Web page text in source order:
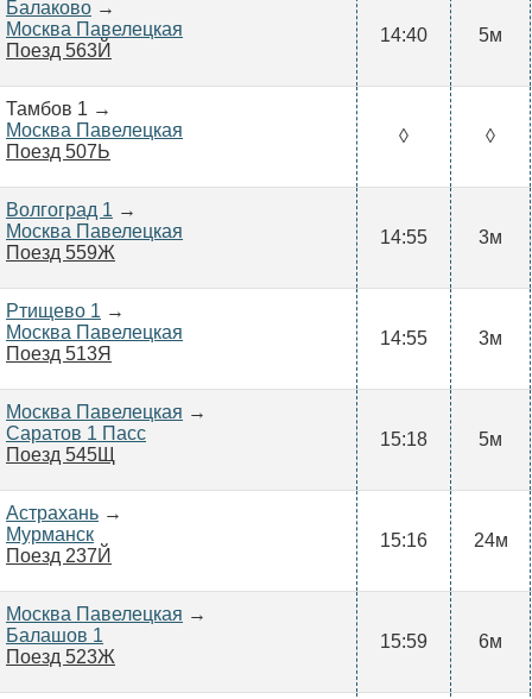
Балаково →
Москва Павелецкая
Поезд 563Й
14:40 5м
Тамбов 1 →
Москва Павелецкая
Поезд 507Ь
◊ ◊
Волгоград 1 →
Москва Павелецкая
Поезд 559Ж
14:55 3м
Ртищево 1 →
Москва Павелецкая
Поезд 513Я
14:55 3м
Москва Павелецкая →
Саратов 1 Пасс
Поезд 545Щ
15:18 5м
Астрахань →
Мурманск
Поезд 237Й
15:16 24м
Москва Павелецкая →
Балашов 1
Поезд 523Ж
15:59 6м